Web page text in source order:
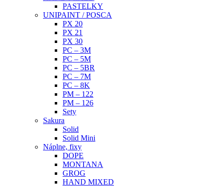
PASTELKY
UNIPAINT / POSCA
PX 20
PX 21
PX 30
PC – 3M
PC – 5M
PC – 5BR
PC – 7M
PC – 8K
PM – 122
PM – 126
Sety
Sakura
Solid
Solid Mini
Náplne, fixy
DOPE
MONTANA
GROG
HAND MIXED